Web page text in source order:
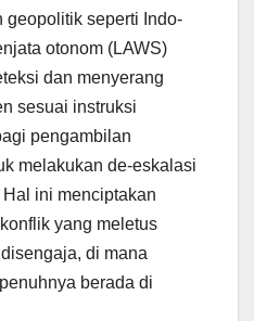
geopolitik seperti Indo-
otonom (LAWS)
dan menyerang
sesuai instruksi
pengambilan
melakukan de-eskalasi
ini menciptakan
yang meletus
di mana
berada di